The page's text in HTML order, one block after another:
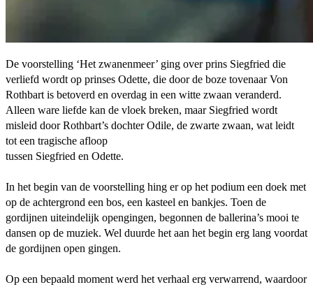
De voorstelling ‘Het zwanenmeer’ ging over prins Siegfried die
verliefd wordt op prinses Odette, die door de boze tovenaar Von
Rothbart is betoverd en overdag in een witte zwaan veranderd.
Alleen ware liefde kan de vloek breken, maar Siegfried wordt
misleid door Rothbart’s dochter Odile, de zwarte zwaan, wat leidt
tot een tragische afloop
tussen Siegfried en Odette.
In het begin van de voorstelling hing er op het podium een doek met
op de achtergrond een bos, een kasteel en bankjes. Toen de
gordijnen uiteindelijk opengingen, begonnen de ballerina’s mooi te
dansen op de muziek. Wel duurde het aan het begin erg lang voordat
de gordijnen open gingen.
Op een bepaald moment werd het verhaal erg verwarrend, waardoor